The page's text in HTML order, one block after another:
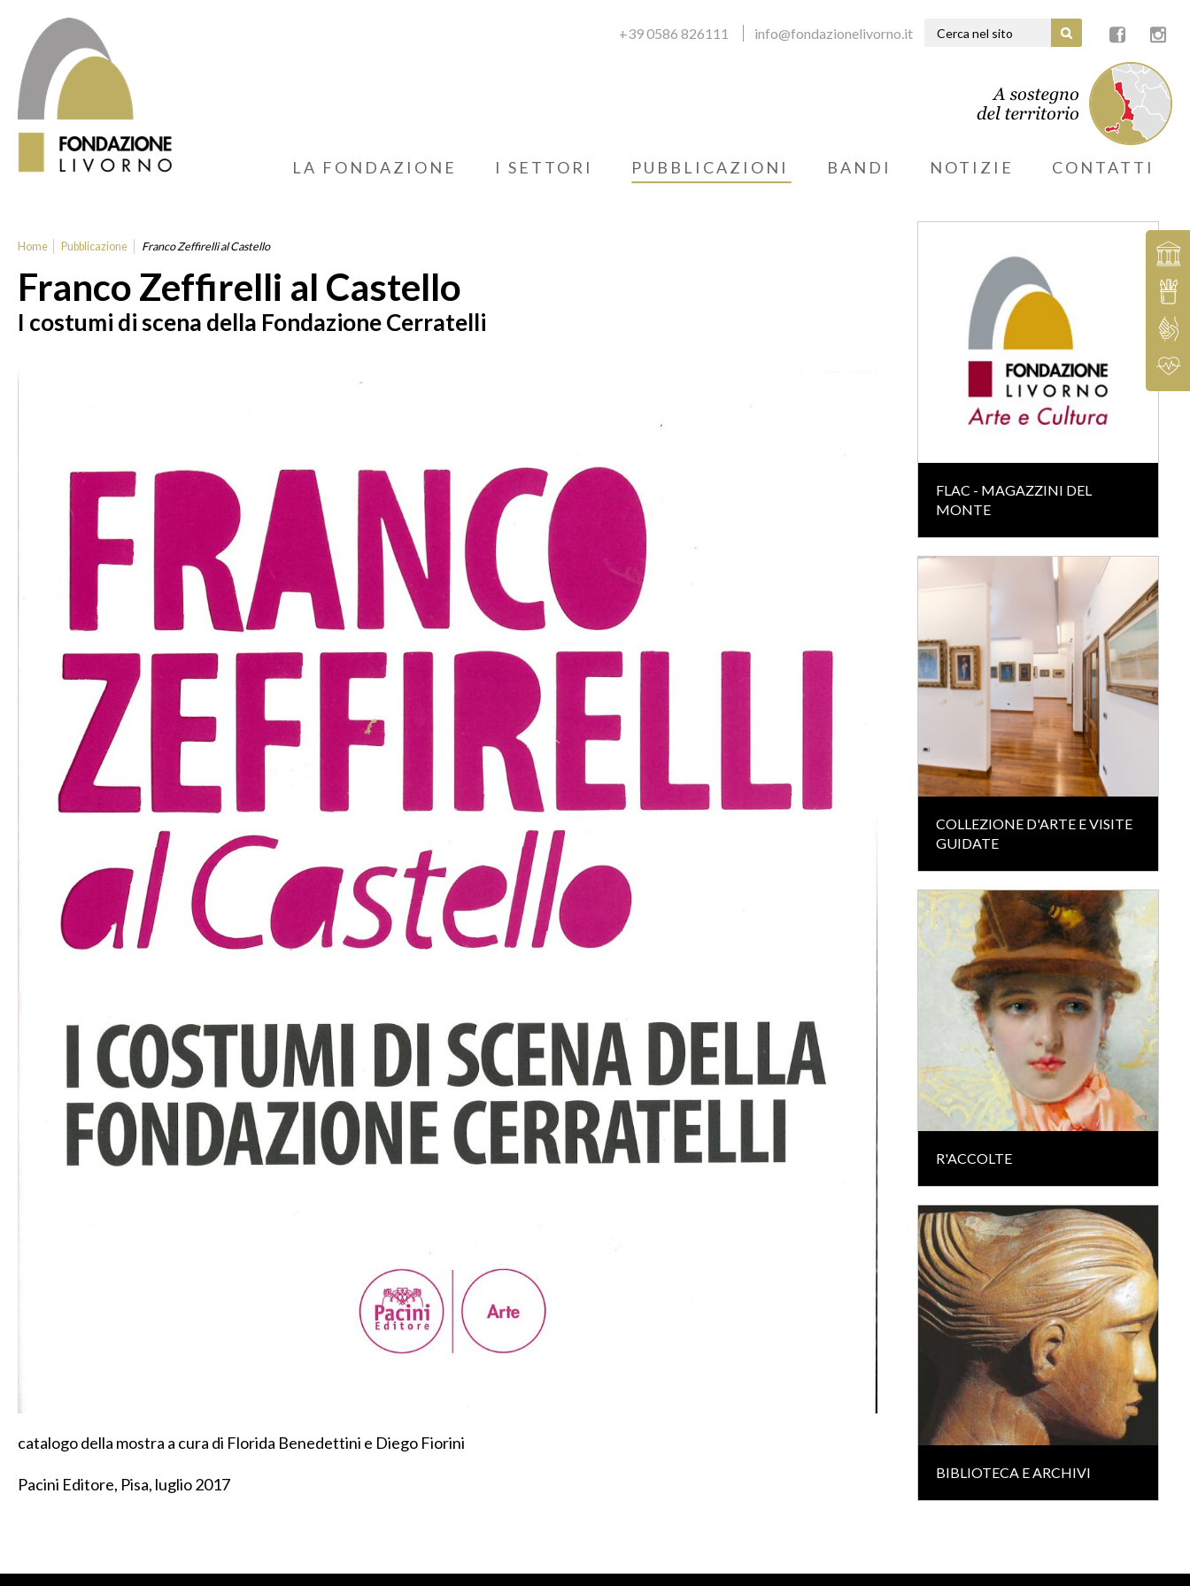
+39 0586 826111 info@fondazionelivorno.it
LA FONDAZIONE I SETTORI PUBBLICAZIONI BANDI NOTIZIE CONTATTI
Home Pubblicazione Franco Zeffirelli al Castello
Franco Zeffirelli al Castello
I costumi di scena della Fondazione Cerratelli
catalogo della mostra a cura di Florida Benedettini e Diego Fiorini
Pacini Editore, Pisa, luglio 2017
FLAC - MAGAZZINI DEL
MONTE
COLLEZIONE D'ARTE E VISITE
GUIDATE
R'ACCOLTE
BIBLIOTECA E ARCHIVI